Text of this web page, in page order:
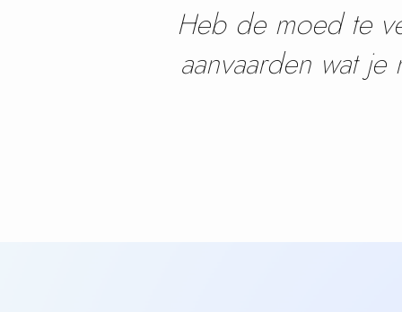
Heb de moed te
aanvaarden wat